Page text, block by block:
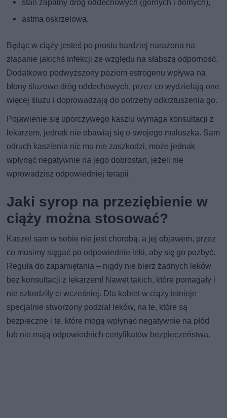
stan zapalny dróg oddechowych (górnych i dolnych),
astma oskrzelowa.
Będąc w ciąży jesteś po prostu bardziej narażona na
złapanie jakichś infekcji ze względu na słabszą odporność.
Dodatkowo podwyższony poziom estrogenu wpływa na
błony śluzowe dróg oddechowych, przez co wydzielają one
więcej śluzu i doprowadzają do potrzeby odkrztuszenia go.
Pojawienie się uporczywego kaszlu wymaga konsultacji z
lekarzem, jednak nie obawiaj się o swojego maluszka. Sam
odruch kaszlenia nic mu nie zaszkodzi, może jednak
wpłynąć negatywnie na jego dobrostan, jeżeli nie
wprowadzisz odpowiedniej terapii.
Jaki syrop na przeziębienie w
ciąży można stosować?
Kaszel sam w sobie nie jest chorobą, a jej objawem, przez
co musimy sięgać po odpowiednie leki, aby się go pozbyć.
Reguła do zapamiętania – nigdy nie bierz żadnych leków
bez konsultacji z lekarzem! Nawet takich, które pomagały i
nie szkodziły ci wcześniej. Dla kobiet w ciąży istnieje
specjalnie stworzony podział leków, na te, które są
bezpieczne i te, które mogą wpłynąć negatywnie na płód
lub nie mają odpowiednich certyfikatów bezpieczeństwa.